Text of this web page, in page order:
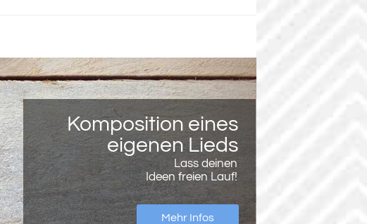
Vertonung von
Songtexten
Wir bringen deinen Text
zum Klingen!
Mehr Infos